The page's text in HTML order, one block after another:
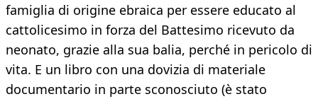
famiglia di origine ebraica per essere educato al
cattolicesimo in forza del Battesimo ricevuto da
neonato, grazie alla sua balia, perché in pericolo di
vita. E un libro con una dovizia di materiale
documentario in parte sconosciuto (è stato